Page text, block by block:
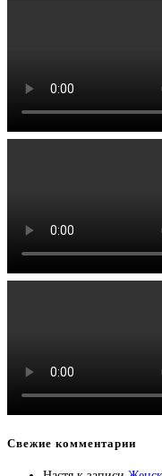
Свежие комментарии